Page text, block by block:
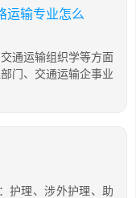
运输专业怎么
通运输组织学等方面
门、交通运输企事业
护理、涉外护理、助